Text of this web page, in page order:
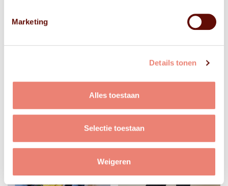
Marketing
Details tonen
Alles toestaan
Selectie toestaan
Weigeren